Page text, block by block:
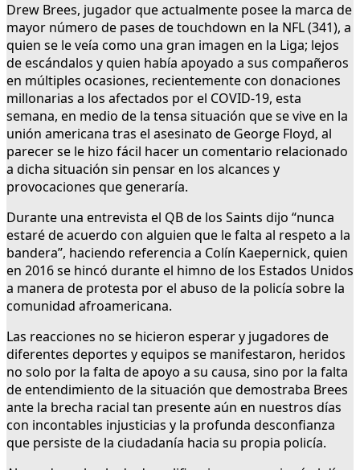
Drew Brees, jugador que actualmente posee la marca de
mayor número de pases de touchdown en la NFL (341), a
quien se le veía como una gran imagen en la Liga; lejos
de escándalos y quien había apoyado a sus compañeros
en múltiples ocasiones, recientemente con donaciones
millonarias a los afectados por el COVID-19, esta
semana, en medio de la tensa situación que se vive en la
unión americana tras el asesinato de George Floyd, al
parecer se le hizo fácil hacer un comentario relacionado
a dicha situación sin pensar en los alcances y
provocaciones que generaría.
Durante una entrevista el QB de los Saints dijo “nunca
estaré de acuerdo con alguien que le falta al respeto a la
bandera’’, haciendo referencia a Colín Kaepernick, quien
en 2016 se hincó durante el himno de los Estados Unidos
a manera de protesta por el abuso de la policía sobre la
comunidad afroamericana.
Las reacciones no se hicieron esperar y jugadores de
diferentes deportes y equipos se manifestaron, heridos
no solo por la falta de apoyo a su causa, sino por la falta
de entendimiento de la situación que demostraba Brees
ante la brecha racial tan presente aún en nuestros días
con incontables injusticias y la profunda desconfianza
que persiste de la ciudadanía hacia su propia policía.